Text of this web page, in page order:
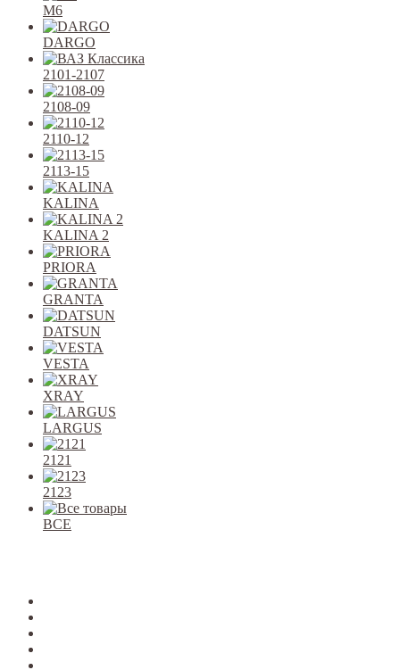
M6
DARGO
2101-2107
2108-09
2110-12
2113-15
KALINA
KALINA 2
PRIORA
GRANTA
DATSUN
VESTA
XRAY
LARGUS
2121
2123
ВСЕ